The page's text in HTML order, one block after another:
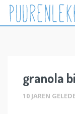
granola
10 JAREN